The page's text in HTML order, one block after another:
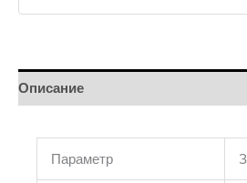
Описание
Параметр